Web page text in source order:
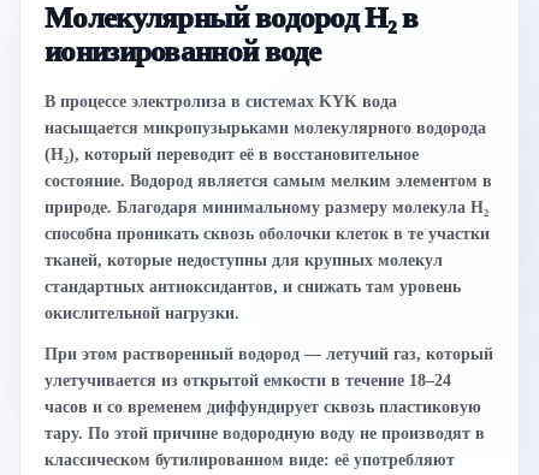
Молекулярный водород H₂ в
ионизированной воде
В процессе электролиза в системах KYK вода
насыщается микропузырьками молекулярного водорода
(H₂), который переводит её в восстановительное
состояние. Водород является самым мелким элементом в
природе. Благодаря минимальному размеру молекула H₂
способна проникать сквозь оболочки клеток в те участки
тканей, которые недоступны для крупных молекул
стандартных антиоксидантов, и снижать там уровень
окислительной нагрузки.
При этом растворенный водород — летучий газ, который
улетучивается из открытой емкости в течение 18–24
часов и со временем диффундирует сквозь пластиковую
тару. По этой причине водородную воду не производят в
классическом бутилированном виде: её употребляют